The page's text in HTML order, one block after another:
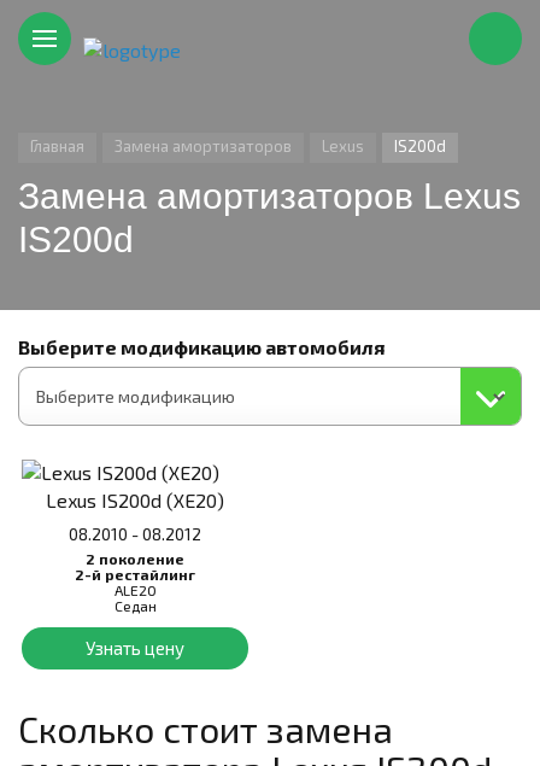
Главная Замена амортизаторов Lexus IS200d
Замена амортизаторов Lexus
IS200d
Выберите модификацию автомобиля
Lexus IS200d (XE20)
08.2010 - 08.2012
2 поколение
2-й рестайлинг
ALE20
Седан
Узнать цену
Сколько стоит замена